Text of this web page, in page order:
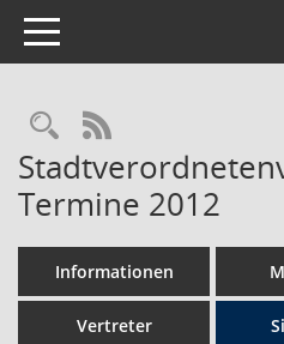
Toggle navigation
RSS-Feed
Termine 2012
Informationen
Vertreter